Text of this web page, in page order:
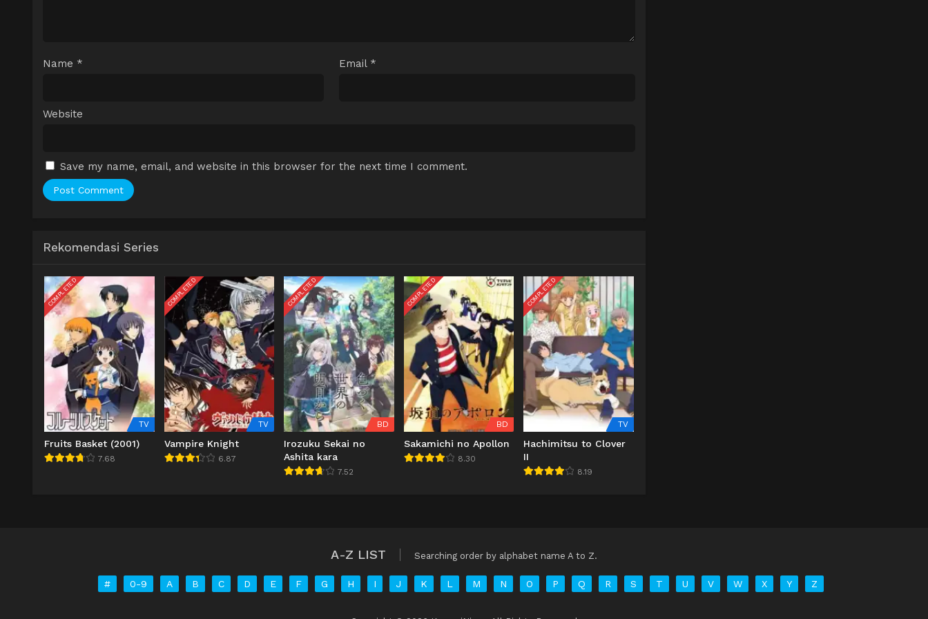
Name * Email *
Website
Save my name, email, and website in this browser for the next time I comment.
Rekomendasi Series
COMPLETED
TV
Fruits Basket (2001)
7.68
COMPLETED
TV
Vampire Knight
6.87
COMPLETED
BD
Irozuku Sekai no
Ashita kara
7.52
COMPLETED
BD
Sakamichi no Apollon
8.30
COMPLETED
TV
Hachimitsu to Clover
II
8.19
A-Z LIST Searching order by alphabet name A to Z.
# 0-9 A B C D E F G H I J K L M N O P Q R S T U V W X Y Z